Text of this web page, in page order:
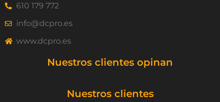
610 179 772
info@dcpro.es
www.dcpro.es
Nuestros clientes opinan
Nuestros clientes